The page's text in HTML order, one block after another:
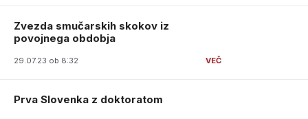
Zvezda smučarskih skokov iz
povojnega obdobja
29.07.23 ob 8:32
Prva Slovenka z doktoratom